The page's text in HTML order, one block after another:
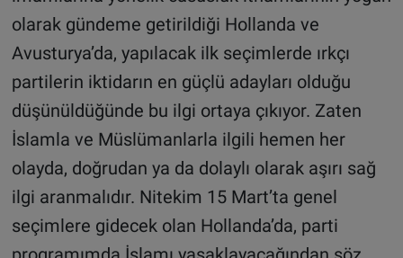
olarak gündeme getirildiği Hollanda ve
Avusturya’da, yapılacak ilk seçimlerde ırkçı
partilerin iktidarın en güçlü adayları olduğu
düşünüldüğünde bu ilgi ortaya çıkıyor. Zaten
İslamla ve Müslümanlarla ilgili hemen her
olayda, doğrudan ya da dolaylı olarak aşırı sağ
ilgi aranmalıdır. Nitekim 15 Mart’ta genel
seçimlere gidecek olan Hollanda’da, parti